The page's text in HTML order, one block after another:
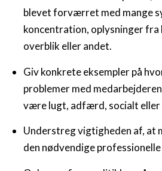
blevet forværret med mange
koncentration, oplysninger fra
overblik eller andet.
Giv konkrete eksempler på
problemer med
være lugt, adfærd, socialt eller
Understreg vigtigheden af, at
den nødvendige